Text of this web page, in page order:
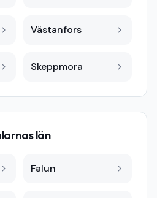
Västanfors
Skeppmora
län
Falun